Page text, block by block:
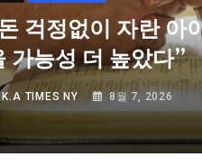
걱정없이 자란 아
가능성 더 높았다”
K.A TIMES NY 8월 7, 2026